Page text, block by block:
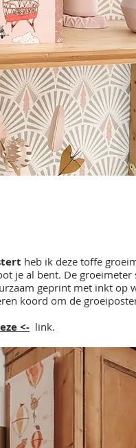
heb ik deze toffe
je al bent. De
geprint met inkt
koord om de
<- link.